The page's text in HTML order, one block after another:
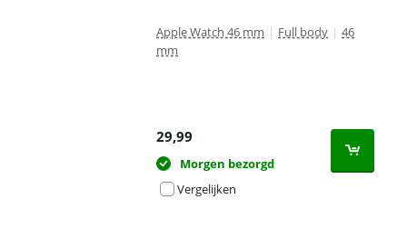
Apple Watch 46 mm | Full body | 46
mm
29,99
Morgen bezorgd
Vergelijken